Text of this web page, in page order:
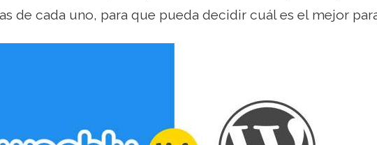
de cada uno, para que pueda decidir cuál es el mejor